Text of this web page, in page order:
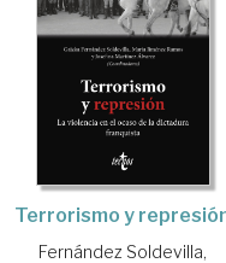
Terrorismo y
Fernández Soldevilla,